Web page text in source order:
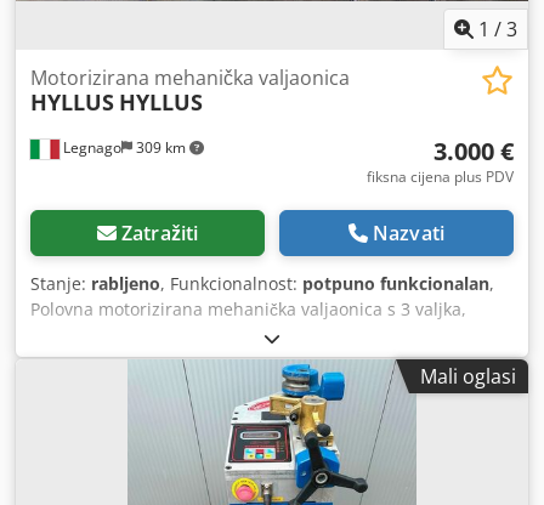
1 /3
Legnago 309 km
Motorizirana mehanička valjaonica
HYLLUS HYLLUS
3.000 €
fiksna cijena plus PDV
Zatražiti Nazvati
Stanje: rabljeno, Funkcionalnost: potpuno funkcionalan,
Polovna motorizirana mehanička valjaonica s 3 valjka,
gornji valjak 95 mm, HYLLUS, kapacitet 2000x1,5 mm.
Dkjdpfozh Dmbox Ap Ajr
Mali oglasi